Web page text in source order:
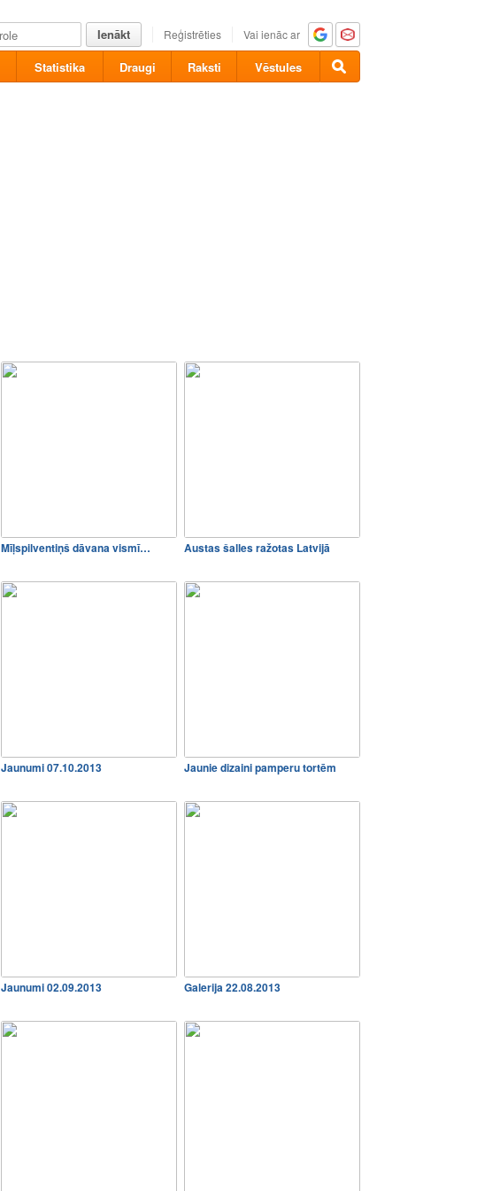
Ienākt Reģistrēties Vai ienāc ar
Statistika Draugi Raksti Vēstules
Mīļspilventiņš dāvana vismī… Austas šalles ražotas Latvijā
Jaunumi 07.10.2013 Jaunie dizaini pamperu tortēm
Jaunumi 02.09.2013 Galerija 22.08.2013